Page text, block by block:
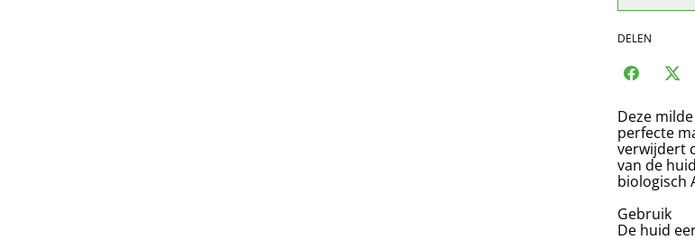
DELEN
Deze
perfecte
verwijdert
van de
biologisch
Gebruik
De huid